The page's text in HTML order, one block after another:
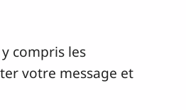
compris les
votre message et